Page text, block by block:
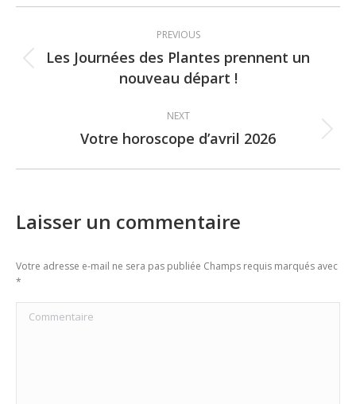
navigation
PREVIOUS
Previous
post:
Les Journées des Plantes prennent un
nouveau départ !
NEXT
Next
Votre horoscope d’avril 2026
Laisser un commentaire
Votre adresse e-mail ne sera pas publiée Champs requis marqués avec
*
Commentaire